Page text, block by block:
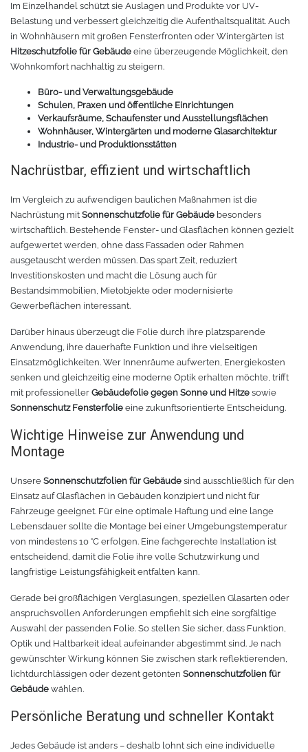
TPU
Spezielle Filamente
Materialien für Laser
Verschiedenes 3D Drucker Zubehör
3D-Drucker Bauplatte
Im Einzelhandel schützt sie Auslagen und Produkte vor UV-
Belastung und verbessert gleichzeitig die Aufenthaltsqualität. Auch
in Wohnhäusern mit großen Fensterfronten oder Wintergärten ist
Hitzeschutzfolie für Gebäude eine überzeugende Möglichkeit, den
Wohnkomfort nachhaltig zu steigern.
Büro- und Verwaltungsgebäude
Schulen, Praxen und öffentliche Einrichtungen
Verkaufsräume, Schaufenster und Ausstellungsflächen
Wohnhäuser, Wintergärten und moderne Glasarchitektur
Industrie- und Produktionsstätten
Nachrüstbar, effizient und wirtschaftlich
Im Vergleich zu aufwendigen baulichen Maßnahmen ist die
Nachrüstung mit Sonnenschutzfolie für Gebäude besonders
wirtschaftlich. Bestehende Fenster- und Glasflächen können gezielt
aufgewertet werden, ohne dass Fassaden oder Rahmen
ausgetauscht werden müssen. Das spart Zeit, reduziert
Investitionskosten und macht die Lösung auch für
Bestandsimmobilien, Mietobjekte oder modernisierte
Gewerbeflächen interessant.
Darüber hinaus überzeugt die Folie durch ihre platzsparende
Anwendung, ihre dauerhafte Funktion und ihre vielseitigen
Einsatzmöglichkeiten. Wer Innenräume aufwerten, Energiekosten
senken und gleichzeitig eine moderne Optik erhalten möchte, trifft
mit professioneller Gebäudefolie gegen Sonne und Hitze sowie
Sonnenschutz Fensterfolie eine zukunftsorientierte Entscheidung.
Wichtige Hinweise zur Anwendung und
Montage
Unsere Sonnenschutzfolien für Gebäude sind ausschließlich für den
Einsatz auf Glasflächen in Gebäuden konzipiert und nicht für
Fahrzeuge geeignet. Für eine optimale Haftung und eine lange
Lebensdauer sollte die Montage bei einer Umgebungstemperatur
von mindestens 10 °C erfolgen. Eine fachgerechte Installation ist
entscheidend, damit die Folie ihre volle Schutzwirkung und
langfristige Leistungsfähigkeit entfalten kann.
Gerade bei großflächigen Verglasungen, speziellen Glasarten oder
anspruchsvollen Anforderungen empfiehlt sich eine sorgfältige
Auswahl der passenden Folie. So stellen Sie sicher, dass Funktion,
Optik und Haltbarkeit ideal aufeinander abgestimmt sind. Je nach
gewünschter Wirkung können Sie zwischen stark reflektierenden,
lichtdurchlässigen oder dezent getönten Sonnenschutzfolien für
Gebäude wählen.
Persönliche Beratung und schneller Kontakt
Jedes Gebäude ist anders – deshalb lohnt sich eine individuelle